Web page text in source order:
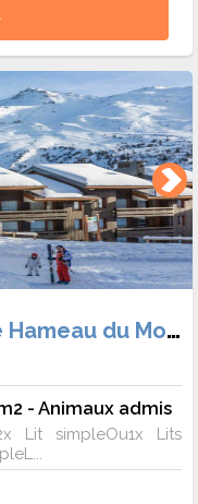
Résidence Club Odalys Le Hameau du Mottaret
- Animaux admis
Lit simpleOu1x Lits